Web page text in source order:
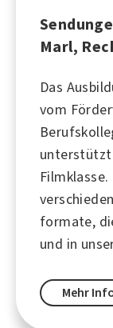
Marl,
Das
vom
formate,
und in
Mehr